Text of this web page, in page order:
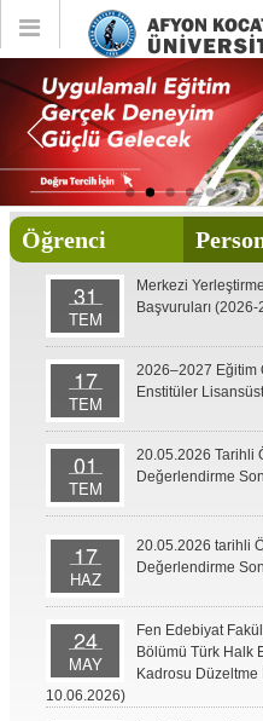
Toggle
Öğrenci
31
TEM
Merkezi
Başvuruları
17
TEM
2026–2027 Eğitim
Enstitüler
01
TEM
20.05.2026 Tarihli
Değerlendirme
17
HAZ
20.05.2026 tarihli
Değerlendirme
24
MAY
Fen Edebiyat
Bölümü Türk Halk
Kadrosu Düzeltme
10.06.2026)